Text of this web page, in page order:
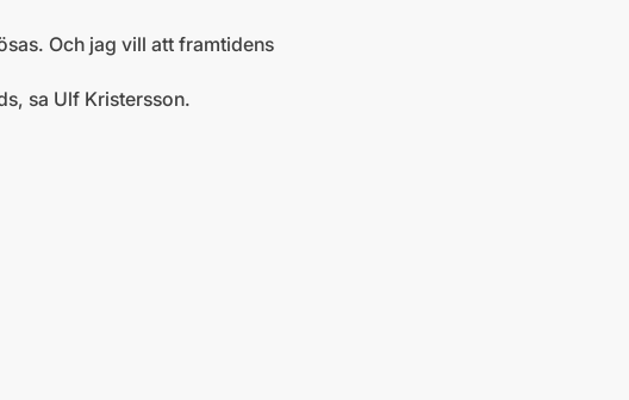
Och jag vill att framtidens
sa Ulf Kristersson.